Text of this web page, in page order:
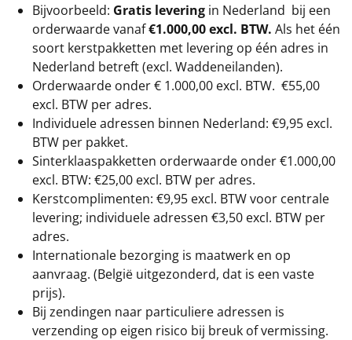
Bijvoorbeeld: Gratis levering in Nederland bij een
orderwaarde vanaf€1.000,00 excl. BTW. Als het één
soort kerstpakketten met levering op één adres in
Nederland betreft (excl. Waddeneilanden).
Orderwaarde onder € 1.000,00 excl. BTW. €55,00
excl. BTW per adres.
Individuele adressen binnen Nederland: €9,95 excl.
BTW per pakket.
Sinterklaaspakketten orderwaarde onder €1.000,00
excl. BTW: €25,00 excl. BTW per adres.
Kerstcomplimenten: €9,95 excl. BTW voor centrale
levering; individuele adressen €3,50 excl. BTW per
adres.
Internationale bezorging is maatwerk en op
aanvraag. (België uitgezonderd, dat is een vaste
prijs).
Bij zendingen naar particuliere adressen is
verzending op eigen risico bij breuk of vermissing.